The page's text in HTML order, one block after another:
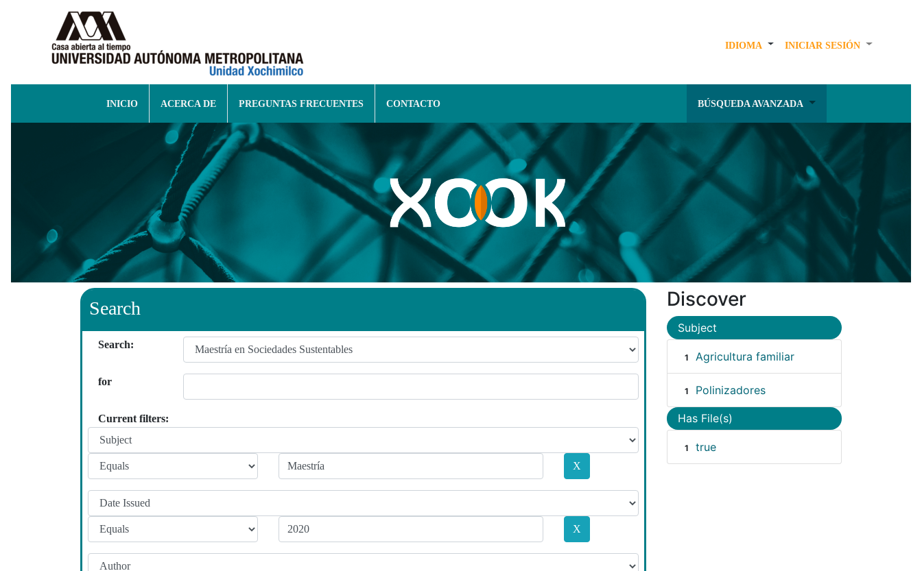
IDIOMA INICIAR SESIÓN
INICIO ACERCA DE PREGUNTAS FRECUENTES CONTACTO BÚSQUEDA AVANZADA
Search
Search:
for
Current filters:
Discover
Subject
1 Agricultura familiar
1 Polinizadores
Has File(s)
1 true